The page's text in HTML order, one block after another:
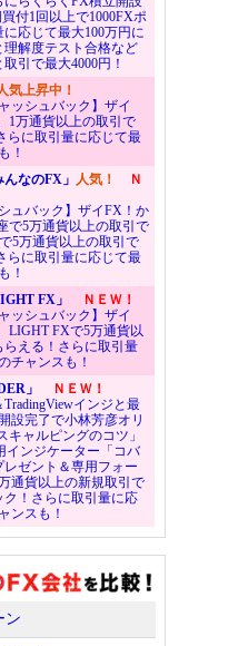
付1回以上で1000FXポ
応じて最大100万円に
解度テスト合格など
引で最大4000円！
気上昇中！
ッシュバック】ザイ
1万通貨以上の取引で
らに取引量に応じて最
！
なのFX」 人気！
Ｎ
ュバック】ザイFX！か
で5万通貨以上の取引で
5万通貨以上の取引で
らに取引量に応じて最
！
FX」
ＮＥＷ！
ッシュバック】ザイ
LIGHT FXで5万通貨以
らえる！さらに取引量
チャンスも！
」
ＮＥＷ！
TradingViewインジと最
設完了で小林芳彦オリ
ャルピングのコツ」
インジケーター「コバ
ゼント＆専用フォー
通貨以上の新規取引で
ク！さらに取引量に応
ンスも！
ン